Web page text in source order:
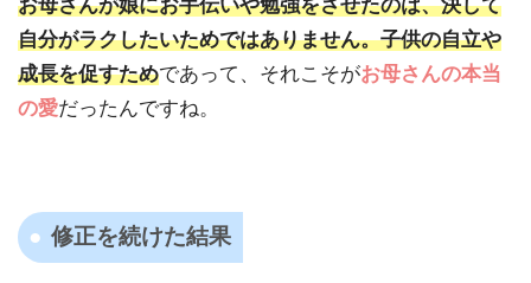
お母さんが娘にお手伝いや勉強をさせたのは、決して
自分がラクしたいためではありません。子供の自立や
成長を促すためであって、それこそがお母さんの本当
の愛だったんですね。
修正を続けた結果